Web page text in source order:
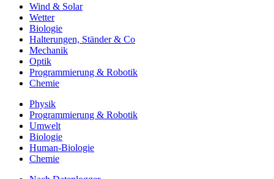
Wind & Solar
Wetter
Biologie
Halterungen, Ständer & Co
Mechanik
Optik
Programmierung & Robotik
Chemie
Physik
Programmierung & Robotik
Umwelt
Biologie
Human-Biologie
Chemie